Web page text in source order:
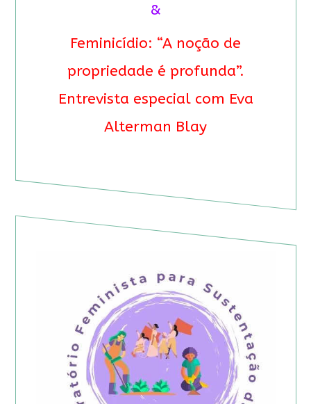
&
Feminicídio: “A noção de
propriedade é profunda”.
Entrevista especial com Eva
Alterman Blay